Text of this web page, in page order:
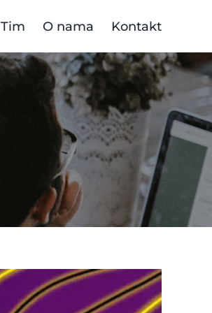
Tim O nama Kontakt